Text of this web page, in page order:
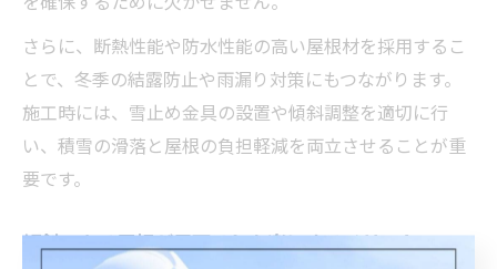
さらに、断熱性能や防水性能の高い屋根材を採用するこ
とで、冬季の結露防止や雨漏り対策にもつながります。
施工時には、雪止め金具の設置や傾斜調整を適切に行
い、積雪の滑落と屋根の負担軽減を両立させることが重
要です。
傾斜のある屋根が雪下ろしを楽にするメリット